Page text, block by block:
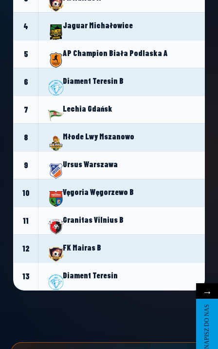
4 Jaguar Michałowice
5 AP Champion Biała Podlaska A
6 Diament Teresin B
7 Lechia Gdańsk
8 Młode Lwy Mszanowo
9 Ursus Warszawa
10 Vęgoria Węgorzewo B
11 Granitas Vilnius B
12 FK Mairas B
13 Diament Teresin
→
NAPISZ DO NAS